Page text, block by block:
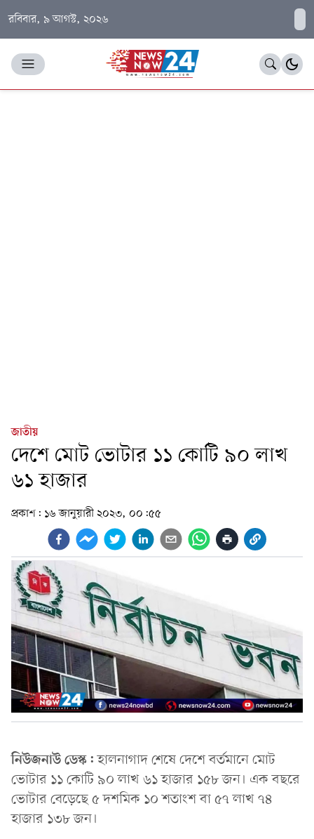
রবিবার, ৯ আগস্ট, ২০২৬
জাতীয়
দেশে মোট ভোটার ১১ কোটি ৯০ লাখ
৬১ হাজার
প্রকাশ: ১৬ জানুয়ারী ২০২৩, ০০:৫৫
নিউজনাউ ডেস্ক:হালনাগাদ শেষে দেশে বর্তমানে মোট
ভোটার ১১ কোটি ৯০ লাখ ৬১ হাজার ১৫৮ জন। এক বছরে
ভোটার বেড়েছে ৫ দশমিক ১০ শতাংশ বা ৫৭ লাখ ৭৪
হাজার ১৩৮ জন।